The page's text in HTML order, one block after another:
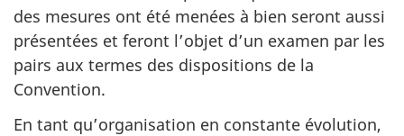
des mesures ont été menées à bien seront aussi
présentées et feront l’objet d’un examen par les
pairs aux termes des dispositions de la
Convention.
En tant qu’organisation en constante évolution,